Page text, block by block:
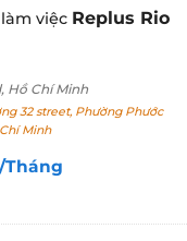
việc Replus Rio
Hồ Chí Minh
32 street, Phường Phước
Minh
Tháng